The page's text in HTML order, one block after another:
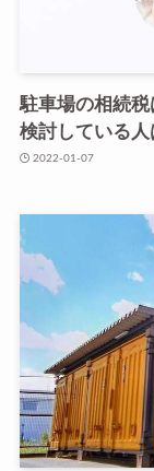
駐車場の相続
検討している人
2022-01-07